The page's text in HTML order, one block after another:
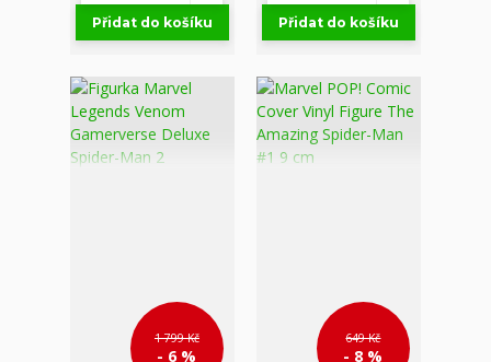
Přidat do košíku Přidat do košíku
1 799 Kč
- 6 %
649 Kč
- 8 %